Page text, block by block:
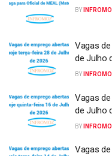
BY
Vagas
de Julho
BY
Vagas
de Julho
BY
Vagas